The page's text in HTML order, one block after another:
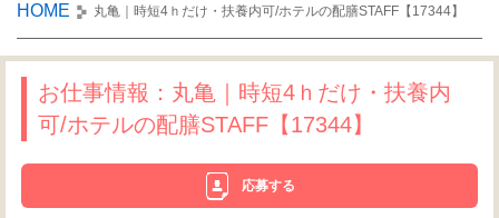
HOME 丸亀｜時短4ｈだけ・扶養内可/ホテルの配膳STAFF【17344】
お仕事情報：丸亀｜時短4ｈだけ・扶養内
可/ホテルの配膳STAFF【17344】
応募する